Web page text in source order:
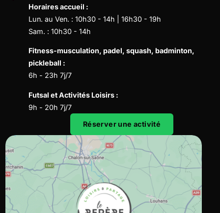
Horaires accueil :
Lun. au Ven. : 10h30 - 14h | 16h30 - 19h
Sam. : 10h30 - 14h
Fitness-musculation, padel, squash, badminton,
pickleball :
6h - 23h 7j/7
Futsal et Activités Loisirs :
9h - 20h 7j/7
Réserver une activité